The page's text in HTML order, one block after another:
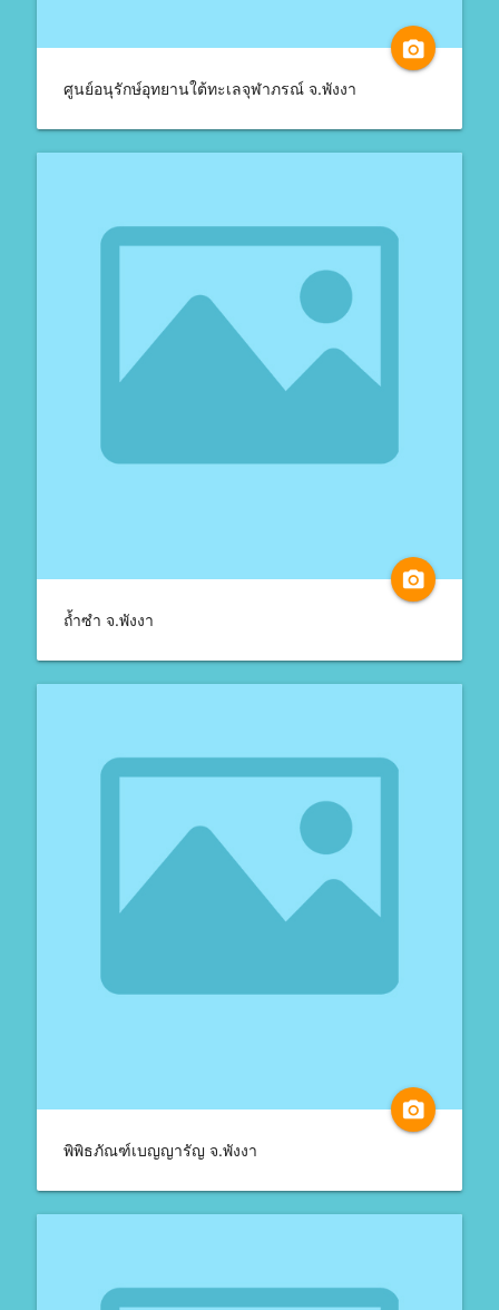
camera_alt
ศูนย์อนุรักษ์อุทยานใต้ทะเลจุฬาภรณ์ จ.พังงา
camera_alt
ถ้ำซำ จ.พังงา
camera_alt
พิพิธภัณฑ์เบญญารัญ จ.พังงา